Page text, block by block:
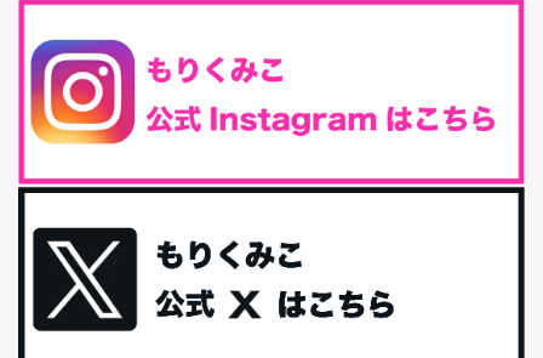
腸内環境を整えることは、健康維持の中でいっちばん大事！だと私
は思っています。 ヒトの免...
iHerb特大セール終了間近！みんな何買う？
最近お風呂上がりの炭酸水をシリカシリカにしているんだけど確か
今回は、最近毎回定期的に購入している「楽天ふるさと納税」の返
礼品トップ５を紹介します。今までいろ...
更年期を穏やかに乗りきるために今できる５つのこと。
アラフィフからの体と心の整え方。 私も気づけばアラフィフ、これ
といった更年期症状はまだ...